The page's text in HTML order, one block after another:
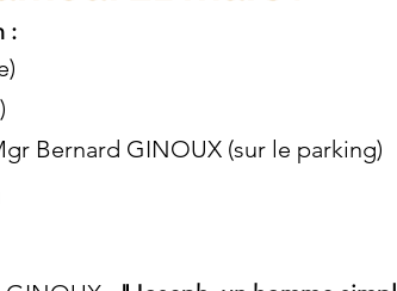
:
Bernard GINOUX (sur le